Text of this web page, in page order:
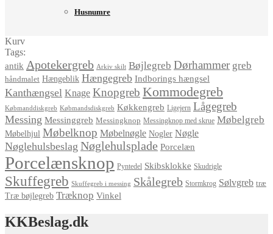
Husnumre
Kurv
Tags:
antik Apotekergreb Arkiv skilt Bøjlegreb Dørhammer greb
håndmalet Hængeblik Hængegreb Indborings hængsel
Kanthængsel Knage Knopgreb Kommodegreb
Købmanddiskgreb Købmandsdiskgreb Køkkengreb Ligejern Lågegreb
Messing Messinggreb Messingknop Messingknop med skrue Møbelgreb
Møbelhjul Møbelknop Møbelnøgle Nogler Nøgle
Nøglehulsbeslag Nøglehulsplade Porcelæn
Porcelænsknop Pyntedel Skibsklokke Skudrigle
Skuffegreb Skuffegreb i messing Skålegreb Stormkrog Sølvgreb træ
Træ bøjlegreb Træknop Vinkel
KKBeslag.dk